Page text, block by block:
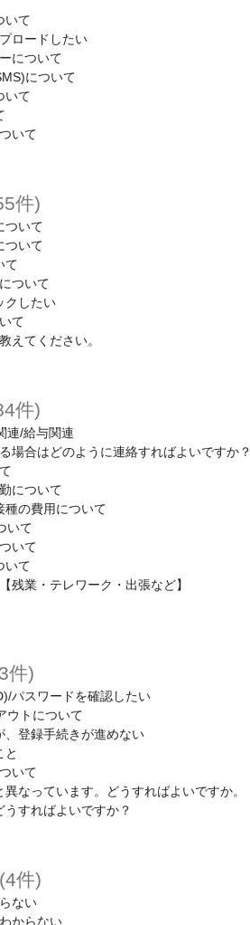
いて
ロードしたい
について
について
いて
いて
件)
ついて
ついて
て
ついて
クしたい
て
えてください。
件)
連/給与関連
場合はどのように連絡すればよいですか？
について
種の費用について
いて
いて
いて
残業・テレワーク・出張など】
件)
パスワードを確認したい
ウトについて
、登録手続きが進めない
と
いて
なっています。どうすればよいですか。
うすればよいですか？
(4件)
ない
からない